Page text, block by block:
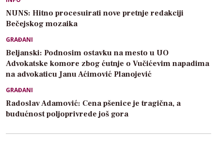
NUNS: Hitno procesuirati nove pretnje redakciji
Bečejskog mozaika
GRAĐANI
Beljanski: Podnosim ostavku na mesto u UO
Advokatske komore zbog ćutnje o Vučićevim napadima
na advokaticu Janu Aćimović Planojević
GRAĐANI
Radoslav Adamović: Cena pšenice je tragična, a
budućnost poljoprivrede još gora